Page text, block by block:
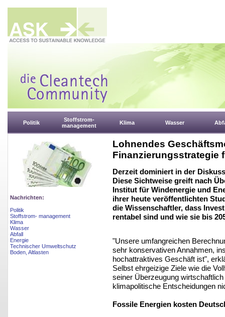
Politik
Stoffstrom-
management
Klima Wasser
Nachrichten:
Politik
Stoffstrom- management
Klima
Wasser
Abfall
Energie
Technischer Umweltschutz
Boden, Altlasten
Lohnendes
Finanzierungsstrategie
Derzeit dominiert in der
Diese Sichtweise greift nach
Institut für Windenergie und
ihrer heute veröffentlichten
die Wissenschaftler, dass
rentabel sind und wie sie bis
"Unsere umfangreichen
sehr konservativen Annahmen,
hochattraktives Geschäft ist",
Selbst ehrgeizige Ziele wie die
seiner Überzeugung
klimapolitische Entscheidungen
Fossile Energien kosten